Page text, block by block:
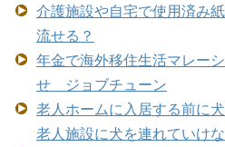
介護施設や自宅で使用済み
流せる？
年金で海外移住生活マレー
せ ジョブチューン
老人ホームに入居する前に
老人施設に犬を連れていけ